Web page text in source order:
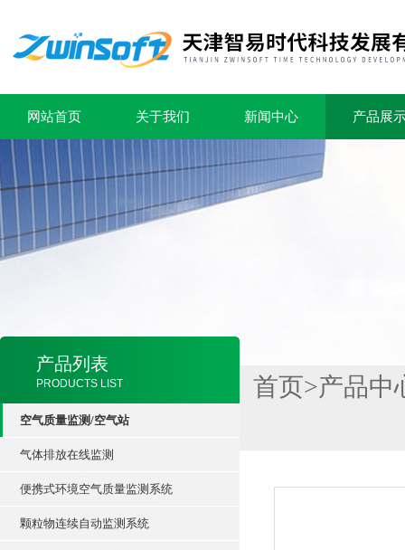
网站首页 关于我们 新闻中心 产品展
产品列表
PRODUCTS LIST
空气质量监测/空气站
气体排放在线监测
便携式环境空气质量监测系统
颗粒物连续自动监测系统
首页>产品中